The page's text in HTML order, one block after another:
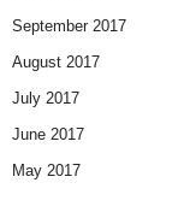
September 2017
August 2017
July 2017
June 2017
May 2017